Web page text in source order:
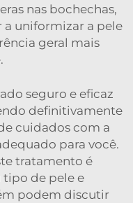
nas bochechas,
uniformizar a pele
geral mais
seguro e eficaz
definitivamente
cuidados com a
para você.
tratamento é
tipo de pele e
podem discutir